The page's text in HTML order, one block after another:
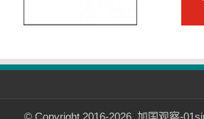
© Copyright 2016-2026, 加国观察-